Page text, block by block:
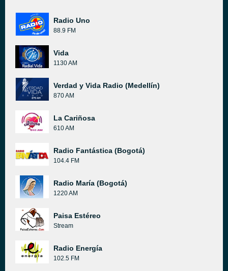
Radio Uno
88.9 FM
Vida
1130 AM
Verdad y Vida Radio (Medellín)
870 AM
La Cariñosa
610 AM
Radio Fantástica (Bogotá)
104.4 FM
Radio María (Bogotá)
1220 AM
Paisa Estéreo
Stream
Radio Energía
102.5 FM